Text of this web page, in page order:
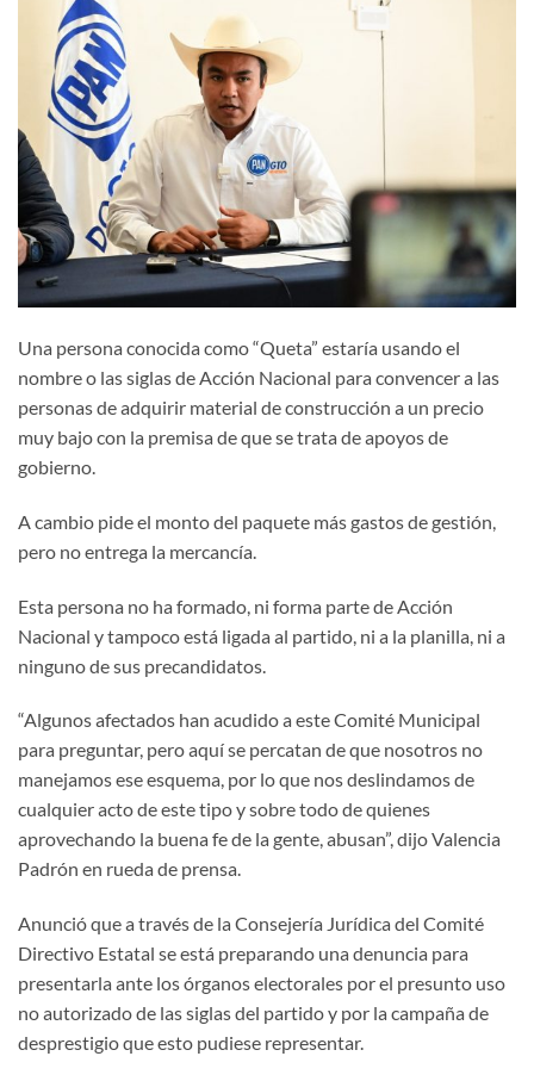
Una persona conocida como “Queta” estaría usando el
nombre o las siglas de Acción Nacional para convencer a las
personas de adquirir material de construcción a un precio
muy bajo con la premisa de que se trata de apoyos de
gobierno.
A cambio pide el monto del paquete más gastos de gestión,
pero no entrega la mercancía.
Esta persona no ha formado, ni forma parte de Acción
Nacional y tampoco está ligada al partido, ni a la planilla, ni a
ninguno de sus precandidatos.
“Algunos afectados han acudido a este Comité Municipal
para preguntar, pero aquí se percatan de que nosotros no
manejamos ese esquema, por lo que nos deslindamos de
cualquier acto de este tipo y sobre todo de quienes
aprovechando la buena fe de la gente, abusan”, dijo Valencia
Padrón en rueda de prensa.
Anunció que a través de la Consejería Jurídica del Comité
Directivo Estatal se está preparando una denuncia para
presentarla ante los órganos electorales por el presunto uso
no autorizado de las siglas del partido y por la campaña de
desprestigio que esto pudiese representar.